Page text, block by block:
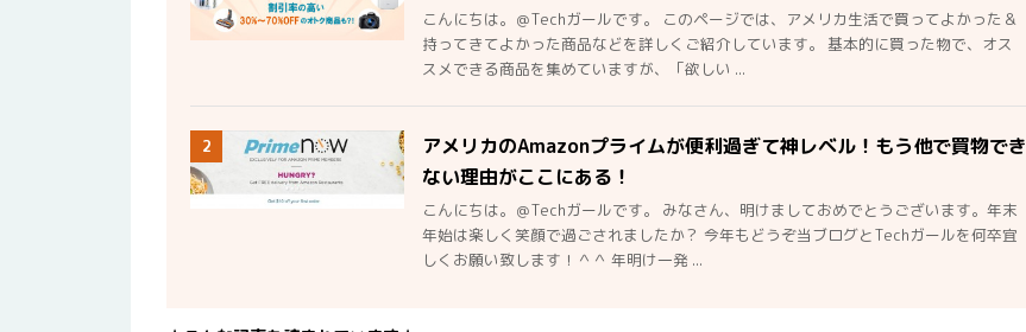
こんにちは。＠Techガールです。 このページでは、アメリカ生活で買ってよかった＆
持ってきてよかった商品などを詳しくご紹介しています。 基本的に買った物で、オス
スメできる商品を集めていますが、「欲しい ...
2
アメリカのAmazonプライムが便利過ぎて神レベル！もう他で買物でき
ない理由がここにある！
こんにちは。＠Techガールです。 みなさん、明けましておめでとうございます。年末
年始は楽しく笑顔で過ごされましたか？ 今年もどうぞ当ブログとTechガールを何卒宜
しくお願い致します！＾＾ 年明け一発 ...